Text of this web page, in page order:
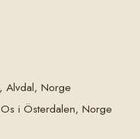
Alvdal, Norge
i Österdalen, Norge